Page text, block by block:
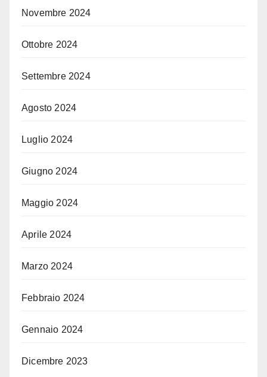
Novembre 2024
Ottobre 2024
Settembre 2024
Agosto 2024
Luglio 2024
Giugno 2024
Maggio 2024
Aprile 2024
Marzo 2024
Febbraio 2024
Gennaio 2024
Dicembre 2023